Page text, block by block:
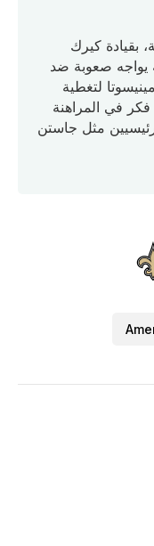
بقيادة كيرك
يواجه صعوبة ضد
لتغطية
فكر في المراهنة
مثل جاستن